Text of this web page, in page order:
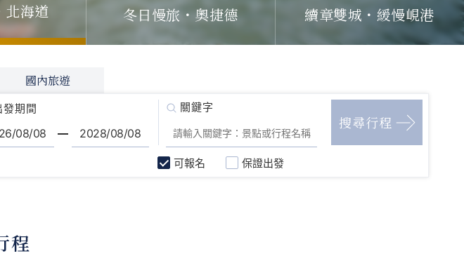
北海道 冬日慢旅・奧捷德 續章雙城・緩慢峴港
國內旅遊
發期間
可報名 保證出發
程